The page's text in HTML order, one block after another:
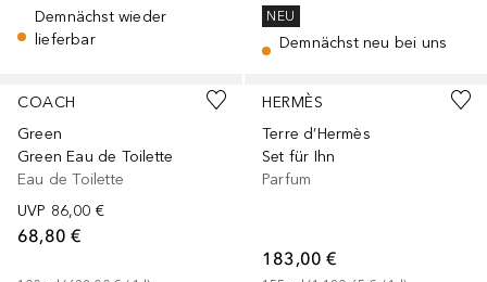
Demnächst wieder
lieferbar
NEU
Demnächst neu bei uns
COACH
Green
Green Eau de Toilette
Eau de Toilette
UVP 86,00 €
68,80 €
HERMÈS
Terre d’Hermès
Set für Ihn
Parfum
183,00 €